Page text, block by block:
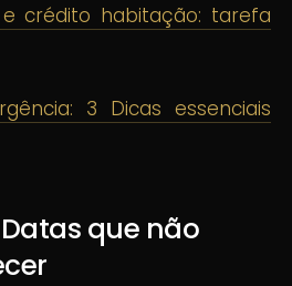
e crédito habitação: tarefa
3 Dicas essenciais
Datas que não